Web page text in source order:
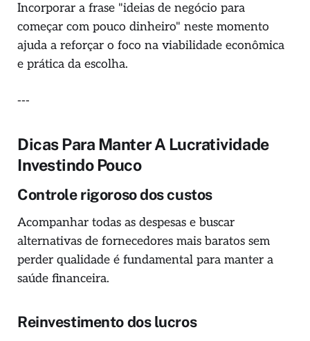
Incorporar a frase "ideias de negócio para
começar com pouco dinheiro" neste momento
ajuda a reforçar o foco na viabilidade econômica
e prática da escolha.
---
Dicas Para Manter A Lucratividade
Investindo Pouco
Controle rigoroso dos custos
Acompanhar todas as despesas e buscar
alternativas de fornecedores mais baratos sem
perder qualidade é fundamental para manter a
saúde financeira.
Reinvestimento dos lucros